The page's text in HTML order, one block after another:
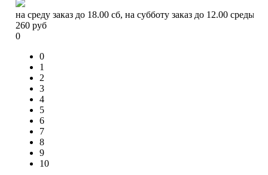
на среду заказ до 18.00 сб, на субботу заказ до 12.00 среды
260 руб
0
0
1
2
3
4
5
6
7
8
9
10